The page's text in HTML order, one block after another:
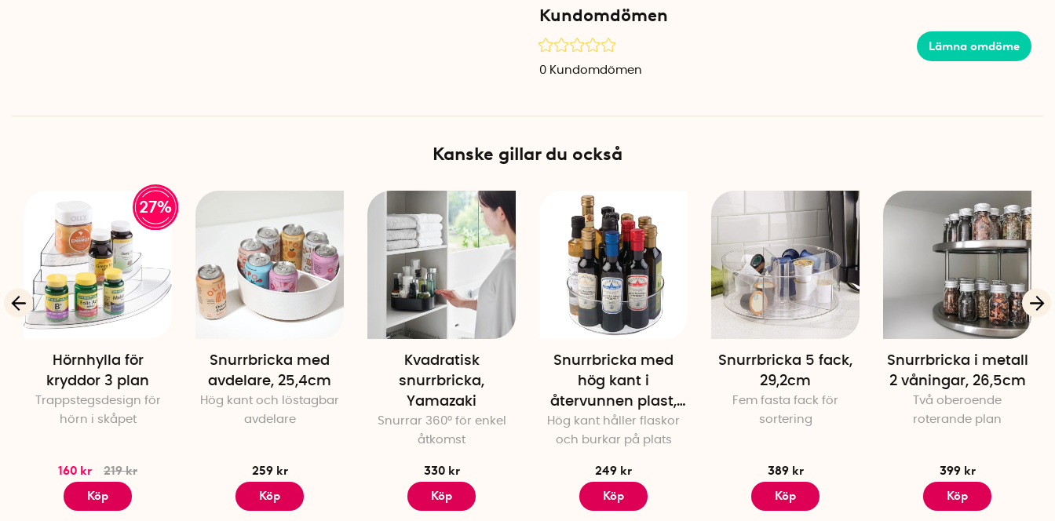
Specifikationer
Diameter: 24 cm
Höjd: 4 cm
Material: Återvunnen plast, BPA-fri
Kundomdömen
Lämna omdöme
0 Kundomdömen
Kanske gillar du också
27%
Hörnhylla för
kryddor 3 plan
Trappstegsdesign för
hörn i skåpet
160 kr
219 kr
Köp
Snurrbricka med
avdelare, 25,4cm
Hög kant och löstagbar
avdelare
259 kr
Köp
Kvadratisk
snurrbricka,
Yamazaki
Snurrar 360° för enkel
åtkomst
330 kr
Köp
Snurrbricka med
hög kant i
återvunnen plast,
28cm
Hög kant håller flaskor
och burkar på plats
249 kr
Köp
Snurrbricka 5 fack,
29,2cm
Fem fasta fack för
sortering
389 kr
Köp
Snurrbricka i metall
2 våningar, 26,5cm
Två oberoende
roterande plan
399 kr
Köp